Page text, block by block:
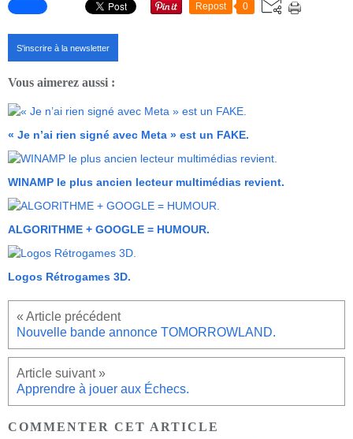
Repost 0
S'inscrire à la newsletter
Vous aimerez aussi :
« Je n’ai rien signé avec Meta » est un FAKE.
WINAMP le plus ancien lecteur multimédias revient.
ALGORITHME + GOOGLE = HUMOUR.
Logos Rétrogames 3D.
Nouvelle bande annonce TOMORROWLAND.
Apprendre à jouer aux Échecs.
COMMENTER CET ARTICLE